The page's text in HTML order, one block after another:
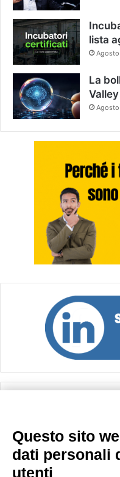
lista
La
Valley
Importo
Questo sito
dati personali
utenti